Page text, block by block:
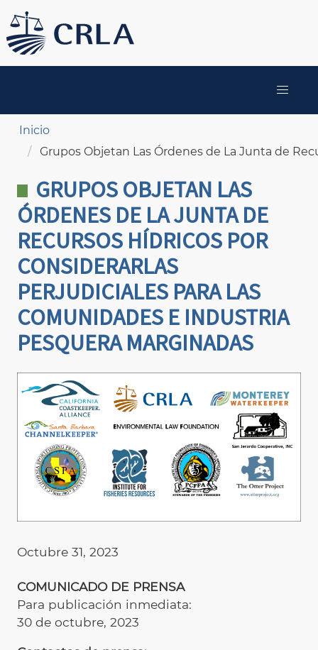
Pasar
al
contenido
Sobrescribir enlaces de ayuda a la navegación
Inicio
Grupos Objetan Las Órdenes de La Junta de
GRUPOS OBJETAN LAS
ÓRDENES DE LA JUNTA DE
RECURSOS HÍDRICOS POR
CONSIDERARLAS
PERJUDICIALES PARA LAS
COMUNIDADES E INDUSTRIA
PESQUERA MARGINADAS
Octubre 31, 2023
COMUNICADO DE PRENSA
Para publicación inmediata:
30 de octubre, 2023